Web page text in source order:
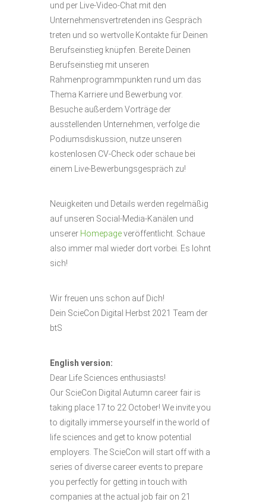
und per Live-Video-Chat mit den
Unternehmensvertretenden ins Gespräch
treten und so wertvolle Kontakte für Deinen
Berufseinstieg knüpfen. Bereite Deinen
Berufseinstieg mit unseren
Rahmenprogrammpunkten rund um das
Thema Karriere und Bewerbung vor.
Besuche außerdem Vorträge der
ausstellenden Unternehmen, verfolge die
Podiumsdiskussion, nutze unseren
kostenlosen CV-Check oder schaue bei
einem Live-Bewerbungsgespräch zu!
Neuigkeiten und Details werden regelmäßig
auf unseren Social-Media-Kanälen und
unserer Homepageveröffentlicht. Schaue
also immer mal wieder dort vorbei. Es lohnt
sich!
Wir freuen uns schon auf Dich!
Dein ScieCon Digital Herbst 2021 Team der
btS
English version:
Dear Life Sciences enthusiasts!
Our ScieCon Digital Autumn career fair is
taking place 17 to 22 October! We invite you
to digitally immerse yourself in the world of
life sciences and get to know potential
employers. The ScieCon will start off with a
series of diverse career events to prepare
you perfectly for getting in touch with
companies at the actual job fair on 21